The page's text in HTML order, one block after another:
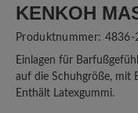
KENKOH
Produktnummer: 4836-
Einlagen für
auf die Schuhgröße, mit
Enthält Latexgummi.